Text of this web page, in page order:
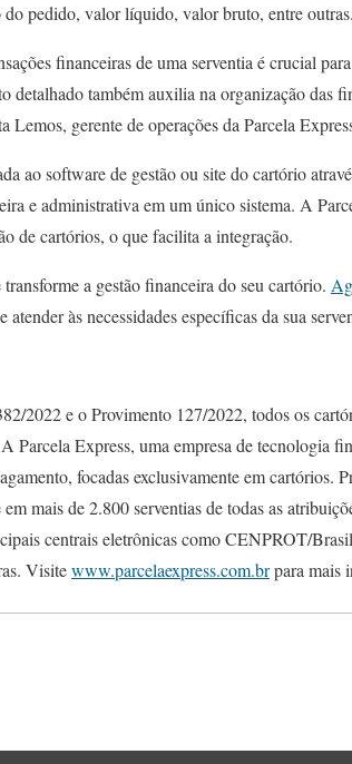
do pedido, valor líquido, valor bruto, entre outras.
financeiras de uma serventia é crucial
detalhado também auxilia na organização das
Lemos, gerente de operações da Parcela
ao software de gestão ou site do cartório
e administrativa em um único sistema. A
de cartórios, o que facilita a integração.
a gestão financeira do seu cartório.
às necessidades específicas da sua
2022 e o Provimento 127/2022, todos os
Parcela Express, uma empresa de tecnologia
focadas exclusivamente em cartórios.
mais de 2.800 serventias de todas as
centrais eletrônicas como CENPROT/
Visitewww.parcelaexpress.com.brpara mais